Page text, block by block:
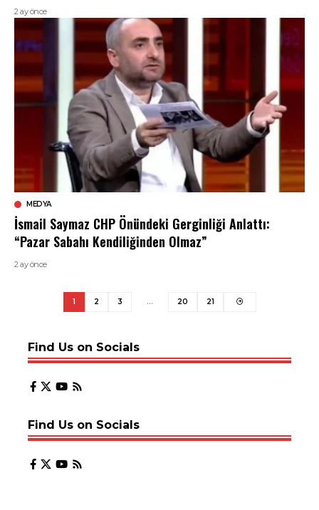
2 ay önce
MEDYA
İsmail Saymaz CHP Önündeki Gerginliği Anlattı:
“Pazar Sabahı Kendiliğinden Olmaz”
2 ay önce
1 2 3 … 20 21
Find Us on Socials
Find Us on Socials